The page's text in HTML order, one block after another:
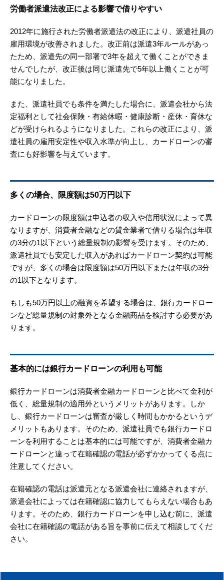
労働者派遣法改正による影響で借りやすい
2012年に施行された労働者派遣法の改正により、派遣社員の
雇用環境が改善されました。改正前は派遣3年ルールがあっ
たため、派遣先の同一部署で3年を超えて働くことができま
せんでしたが、改正後は同じ派遣先で5年以上働くことが可
能になりました。
また、派遣社員でも条件を満たした場合に、派遣会社から法
定福利として社会保険・有給休暇・健康診断・産休・育休な
どが受けられるようになりました。これらの改正により、派
遣社員の雇用安定性や収入水準が向上し、カードローンの審
査にも好影響を与えています。
多くの場合、限度額は50万円以下
カードローンの限度額は申込者の収入や信用状況によって異
なりますが、消費者金融などの貸金業者で借りる場合は年収
の3分の1以下という総量規制の影響を受けます。そのため、
派遣社員でも安定した収入があればカードローン契約は可能
ですが、多くの場合は限度額は50万円以下または年収の3分
の1以下となります。
もしも50万円以上の融資を希望する場合は、銀行カードロー
ンなど総量規制の対象外となる金融商品を検討する必要があ
ります。
基本的には銀行カードローンの利用も可能
銀行カードローンは消費者金融カードローンと比べて金利が
低く、総量規制の適用外というメリットがあります。しか
し、銀行カードローンは審査が厳しく時間もかかるというデ
メリットもあります。そのため、派遣社員でも銀行カードロ
ーンを利用することは基本的には可能ですが、消費者金融カ
ードローンと違って在籍確認の電話が必ずかかってくる点に
注意してください。
在籍確認の電話は派遣元となる派遣会社に連絡されますが、
派遣会社によっては在籍確認に協力してもらえない場合もあ
ります。そのため、銀行カードローンを申し込む前に、派遣
会社に在籍確認の電話がある旨を事前に伝えて相談してくだ
さい。